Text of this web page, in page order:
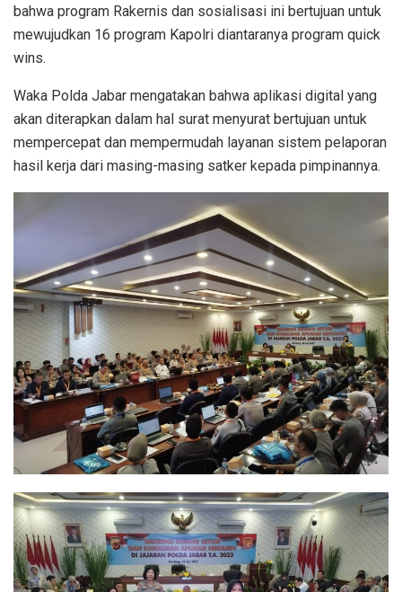
bahwa program Rakernis dan sosialisasi ini bertujuan untuk
mewujudkan 16 program Kapolri diantaranya program quick
wins.
Waka Polda Jabar mengatakan bahwa aplikasi digital yang
akan diterapkan dalam hal surat menyurat bertujuan untuk
mempercepat dan mempermudah layanan sistem pelaporan
hasil kerja dari masing-masing satker kepada pimpinannya.